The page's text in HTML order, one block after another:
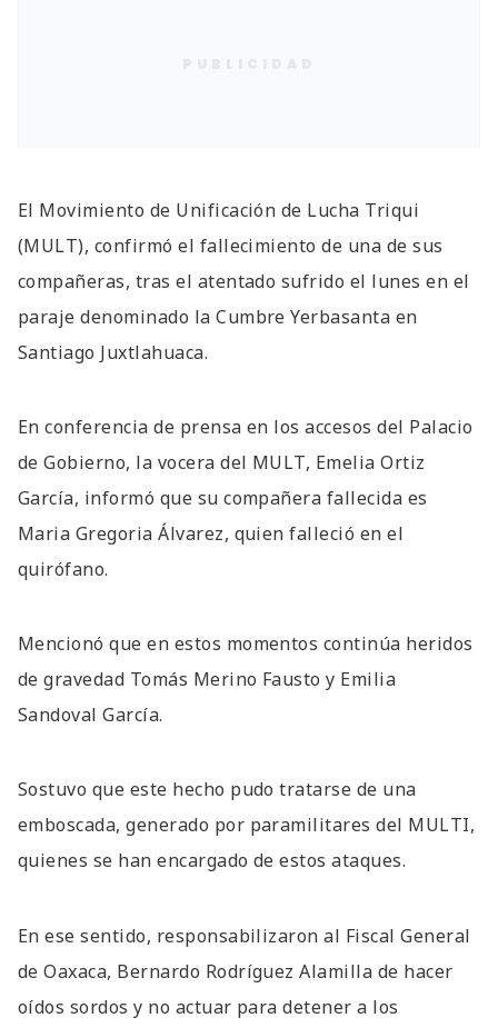
El Movimiento de Unificación de Lucha Triqui
(MULT), confirmó el fallecimiento de una de sus
compañeras, tras el atentado sufrido el lunes en el
paraje denominado la Cumbre Yerbasanta en
Santiago Juxtlahuaca.
En conferencia de prensa en los accesos del Palacio
de Gobierno, la vocera del MULT, Emelia Ortiz
García, informó que su compañera fallecida es
Maria Gregoria Álvarez, quien falleció en el
quirófano.
Mencionó que en estos momentos continúa heridos
de gravedad Tomás Merino Fausto y Emilia
Sandoval García.
Sostuvo que este hecho pudo tratarse de una
emboscada, generado por paramilitares del MULTI,
quienes se han encargado de estos ataques.
En ese sentido, responsabilizaron al Fiscal General
de Oaxaca, Bernardo Rodríguez Alamilla de hacer
oídos sordos y no actuar para detener a los